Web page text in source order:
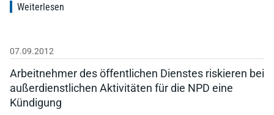
Weiterlesen
07.09.2012
Arbeitnehmer des öffentlichen Dienstes riskieren bei
außerdienstlichen Aktivitäten für die NPD eine
Kündigung